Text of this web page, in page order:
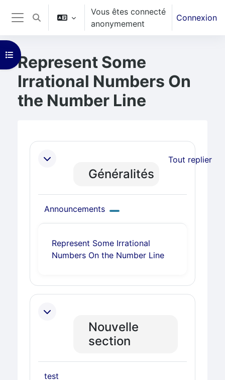
Passer au contenu principal
Panneau latéral
Activer/désactiver la saisie de recherche
Vous êtes connecté
anonymement
Connexion
Represent Some
Irrational Numbers On
the Number Line
Blocs
Ouvrir l’index du cours
Résumé de section
Généralités
Tout replier
Announcements Forum
Represent Some Irrational
Numbers On the Number LinePage
Nouvelle
section
testLeçon